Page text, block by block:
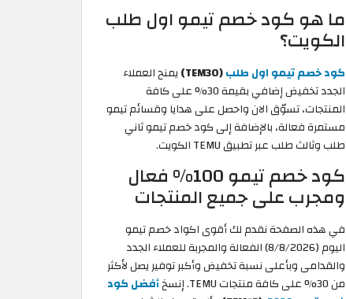
ما هو كود خصم تيمو اول طلب
الكويت؟
كود خصم تيمو اول طلب(TEM30)
يمنح العملاء
الجدد تخفيض إضافي بقيمة 30% على كافة
المنتجات، تسوّق الان واحصل على هدايا وقسائم تيمو
مستمرة فعالة، بالإضافة إلى كود خصم تيمو ثاني
طلب وثالث طلب عبر تطبيق TEMU الكويت.
كود خصم تيمو 100% فعال
ومجرب على جميع المنتجات
في هذه الصفحة نقدم لك أقوى اكواد خصم تيمو
اليوم (8/8/2026) الفعالة والمجربة للعملاء الجدد
والقدامى وبأعلى نسبة تخفيض وأكبر توفير يصل لأكثر
من 30% على كافة منتجات TEMU. إنسخ
أفضل كود